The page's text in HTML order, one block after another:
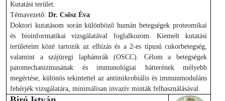
Kutatási terület:
Témavezető: Dr. Csősz Éva
Doktori kutatásom során különböző humán betegségek proteomikai
és bioinformatikai vizsgálatával foglalkozom. Kiemelt kutatási
területeim közé tartozik az elhízás és a 2-es típusú cukorbetegség,
valamint a szájüregi laphámrák (OSCC). Célom a betegségek
patomechanizmusának és immunológiai hátterének mélyebb
megértése, különös tekintettel az antimikrobiális és immunmoduláns
fehérjék vizsgálatára, minimálisan invazív minták felhasználásával.